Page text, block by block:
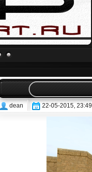
dean 22-05-2015, 23:49